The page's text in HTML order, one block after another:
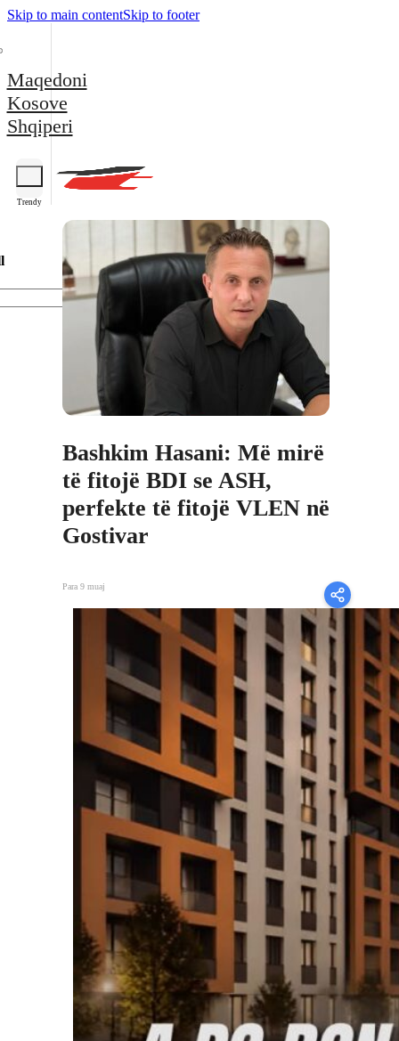
Skip to main contentSkip to footer
Maqedoni
Kosove
Shqiperi
Trendy
Bashkim Hasani: Më mirë
të fitojë BDI se ASH,
perfekte të fitojë VLEN në
Gostivar
Para 9 muaj